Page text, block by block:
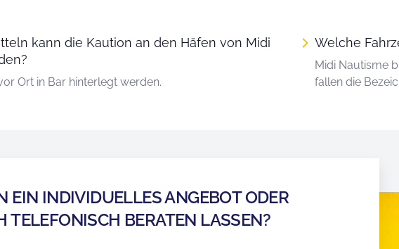
kann die Kaution an den Häfen von Midi
Ort in Bar hinterlegt werden.
Welche
Midi Nautisme
fallen die
EIN INDIVIDUELLES ANGEBOT ODER
TELEFONISCH BERATEN LASSEN?